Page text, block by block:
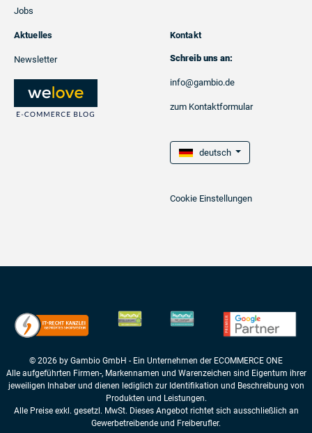
Jobs
Aktuelles
Newsletter
Kontakt
Schreib uns an:
info@gambio.de
zum Kontaktformular
deutsch
Cookie Einstellungen
© 2026 by Gambio GmbH - Ein Unternehmen der ECOMMERCE ONE
Alle aufgeführten Firmen-, Markennamen und Warenzeichen sind Eigentum ihrer
jeweiligen Inhaber und dienen lediglich zur Identifikation und Beschreibung von
Produkten und Leistungen.
Alle Preise exkl. gesetzl. MwSt. Dieses Angebot richtet sich ausschließlich an
Gewerbetreibende und Freiberufler.